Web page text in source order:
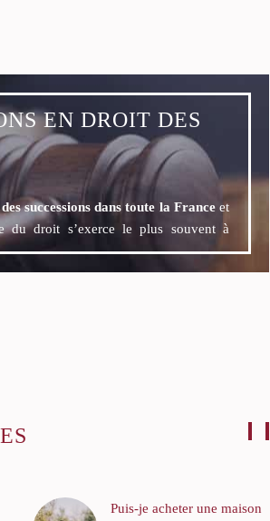
EN DROIT DES
successions dans toute la Franceet
du droit s’exerce le plus souvent à
Puis-je acheter une maison